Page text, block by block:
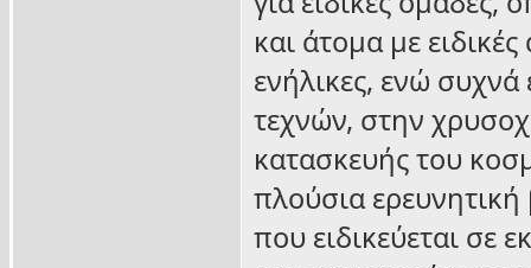
και άτομα με
ενήλικες, ενώ
τεχνών, στην
κατασκευής του
πλούσια
που ειδικεύεται σε